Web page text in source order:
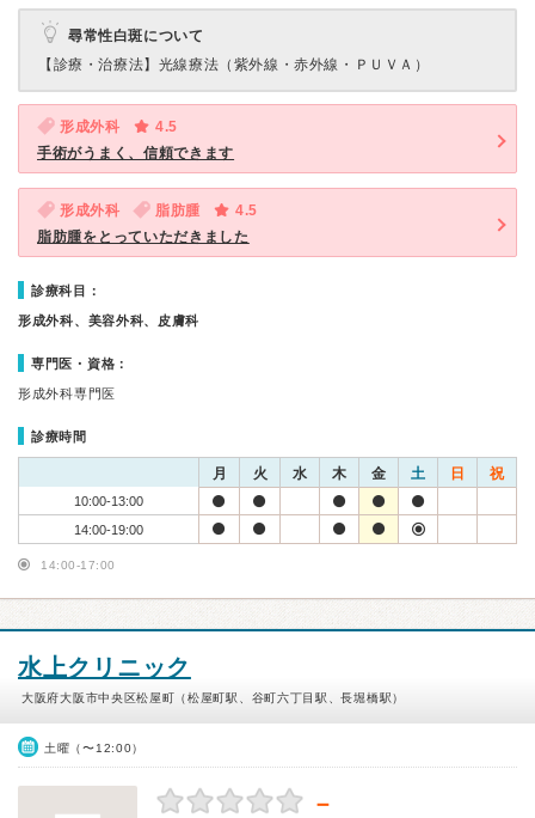
尋常性白斑について
【診療・治療法】 光線療法（紫外線・赤外線・ＰＵＶＡ）
形成外科
4.5
手術がうまく、信頼できます
形成外科 脂肪腫
4.5
脂肪腫をとっていただきました
診療科目：
形成外科、美容外科、皮膚科
専門医・資格：
形成外科専門医
診療時間
月 火 水 木 金 土 日 祝
10:00-13:00
14:00-19:00
14:00-17:00
水上クリニック
大阪府大阪市中央区松屋町（松屋町駅、谷町六丁目駅、長堀橋駅）
土曜（〜12:00）
－